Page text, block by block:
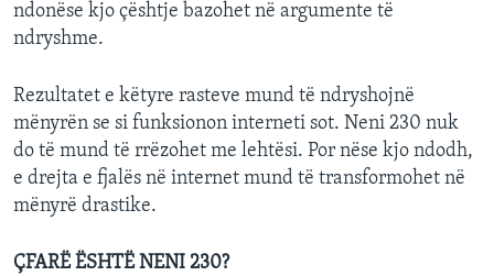
ndonëse kjo çështje bazohet në argumente të
ndryshme.
Rezultatet e këtyre rasteve mund të ndryshojnë
mënyrën se si funksionon interneti sot. Neni 230 nuk
do të mund të rrëzohet me lehtësi. Por nëse kjo ndodh,
e drejta e fjalës në internet mund të transformohet në
mënyrë drastike.
ÇFARË ËSHTË NENI 230?